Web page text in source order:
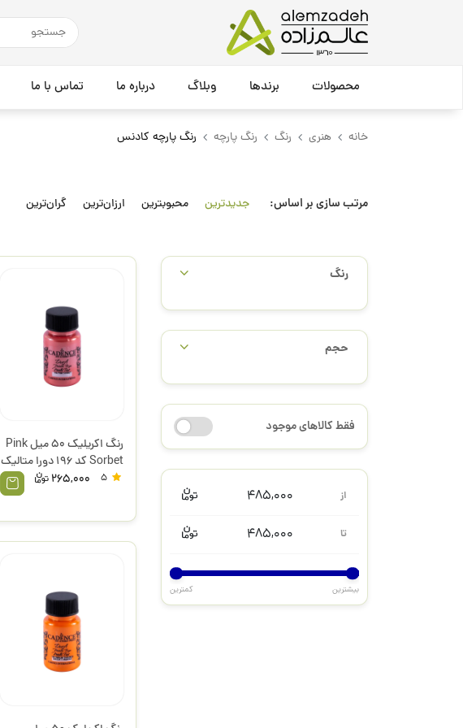
محصولات برندها وبلاگ درباره ما تماس با ما
خانه هنری رنگ رنگ پارچه رنگ پارچه کادنس
مرتب سازی بر اساس: جدیدترین محبوبترین ارزان‌ترین گران‌ترین
رنگ
حجم
فقط کالاهای موجود
از 485,000
تا 485,000
بیشترین کمترین
رنگ اکریلیک 50 میل Pink
Sorbet کد 196 دورا متالیک
کادنس 265,000